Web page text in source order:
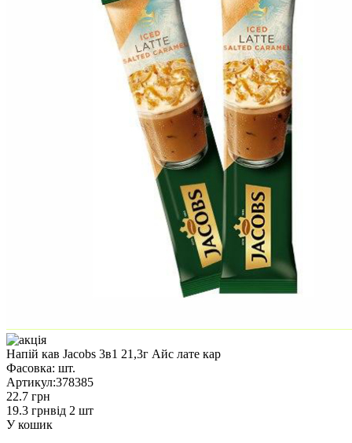
Напій кав Jacobs 3в1 21,3г Айс лате кар
Фасовка: шт.
Артикул:378385
22.7 грн
19.3 грнвід 2 шт
У кошик